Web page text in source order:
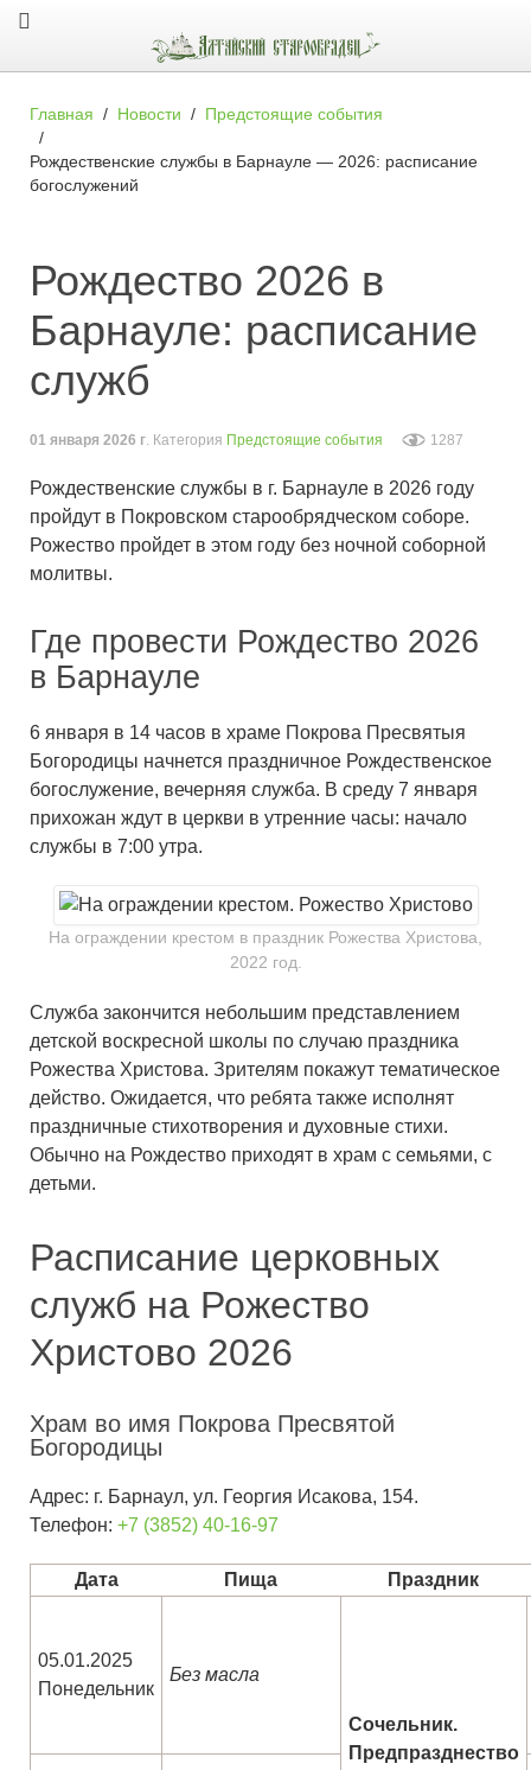
Главная Новости Предстоящие события
Рождественские службы в Барнауле — 2026: расписание
богослужений
Рождество 2026 в
Барнауле: расписание
служб
01 января 2026 г. Категория Предстоящие события 1287
Рождественские службы в г. Барнауле в 2026 году
пройдут в Покровском старообрядческом соборе.
Рожество пройдет в этом году без ночной соборной
молитвы.
Где провести Рождество 2026
в Барнауле
6 января в 14 часов в храме Покрова Пресвятыя
Богородицы начнется праздничное Рождественское
богослужение, вечерняя служба. В среду 7 января
прихожан ждут в церкви в утренние часы: начало
службы в 7:00 утра.
На ограждении крестом в праздник Рожества Христова,
2022 год.
Служба закончится небольшим представлением
детской воскресной школы по случаю праздника
Рожества Христова. Зрителям покажут тематическое
действо. Ожидается, что ребята также исполнят
праздничные стихотворения и духовные стихи.
Обычно на Рождество приходят в храм с семьями, с
детьми.
Расписание церковных
служб на Рожество
Христово 2026
Храм во имя Покрова Пресвятой
Богородицы
Адрес: г. Барнаул, ул. Георгия Исакова, 154.
Телефон: +7 (3852) 40-16-97
Дата Пища Праздник
05.01.2025
Понедельник
Без масла
Сочельник.
Предпразднество